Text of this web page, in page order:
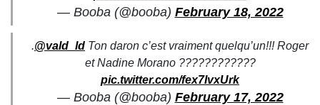
— Booba (@booba) February 18, 2022
.@vald_ld Ton daron c’est vraiment quelqu’un!!! Roger
et Nadine Morano ????????????
pic.twitter.com/fex7IvxUrk
— Booba (@booba) February 17, 2022